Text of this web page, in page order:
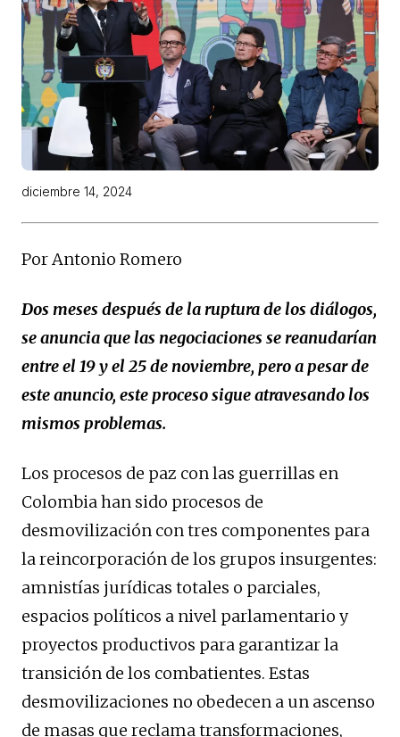
diciembre 14, 2024
Por Antonio Romero
Dos meses después de la ruptura de los diálogos,
se anuncia que las negociaciones se reanudarían
entre el 19 y el 25 de noviembre, pero a pesar de
este anuncio, este proceso sigue atravesando los
mismos problemas.
Los procesos de paz con las guerrillas en
Colombia han sido procesos de
desmovilización con tres componentes para
la reincorporación de los grupos insurgentes:
amnistías jurídicas totales o parciales,
espacios políticos a nivel parlamentario y
proyectos productivos para garantizar la
transición de los combatientes. Estas
desmovilizaciones no obedecen a un ascenso
de masas que reclama transformaciones,